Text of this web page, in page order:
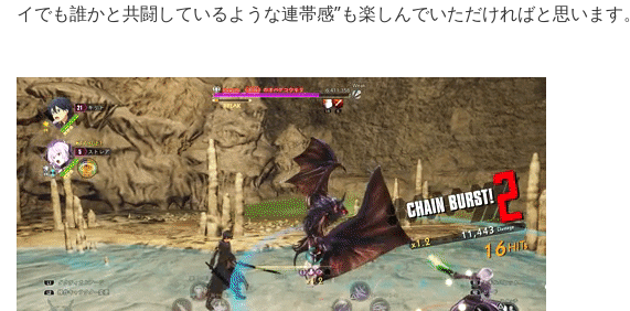
イでも誰かと共闘しているような連帯感”も楽しんでいただければと思います。